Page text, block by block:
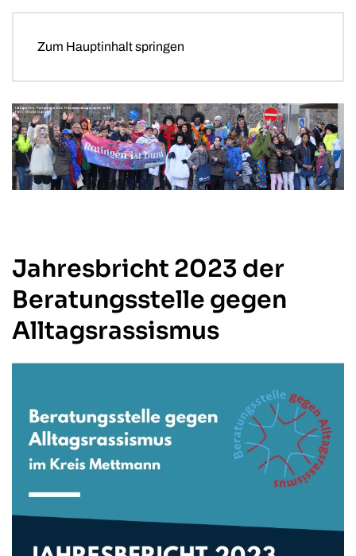
Zum Hauptinhalt springen
Jahresbricht 2023 der
Beratungsstelle gegen
Alltagsrassismus